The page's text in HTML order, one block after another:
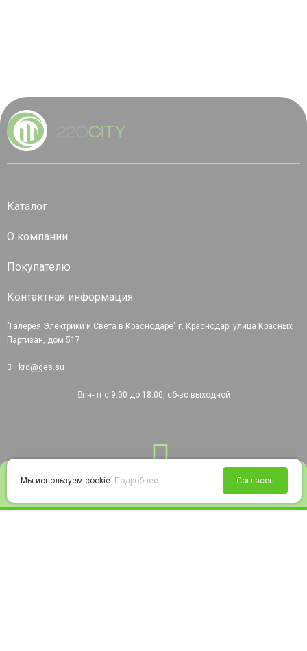
Войти Избранное Корзина
Каталог
О компании
Покупателю
Контактная информация
"Галерея Электрики и Света в Краснодаре" г. Краснодар, улица Красных
Партизан, дом 517
krd@ges.su
пн-пт с 9:00 до 18:00, сб-вс выходной
Мы используем cookie. Подробнее... Согласен